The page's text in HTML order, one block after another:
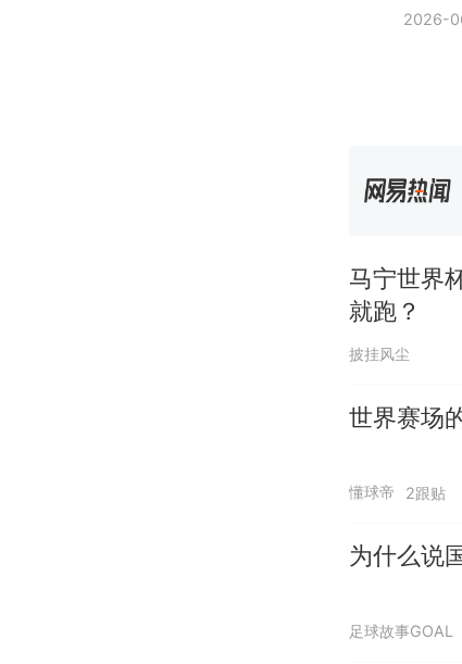
2026-
马宁世界
就跑？
披挂风尘
世界赛场
懂球帝 2跟贴
为什么说
足球故事GOAL